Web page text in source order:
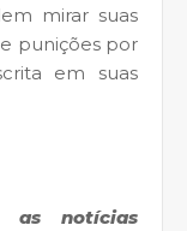
mirar suas
punições por
em suas
as notícias